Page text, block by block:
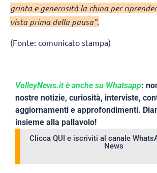
grinta e generosità la china per
vista prima della pausa”.
(Fonte: comunicato stampa)
VolleyNews.it è anche su Whatsapp:
nostre notizie, curiosità, interviste,
aggiornamenti e approfondimenti.
insieme alla pallavolo!
Clicca QUI e iscriviti al canale
News